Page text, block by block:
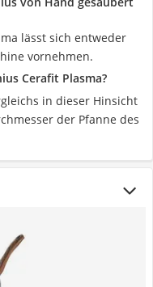
lässt sich entweder
vornehmen.
Cerafit Plasma?
in dieser Hinsicht
der Pfanne des